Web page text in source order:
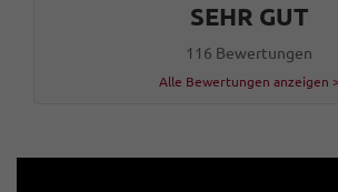
SEHR GUT
116 Bewertungen
Alle Bewertungen anzeigen >